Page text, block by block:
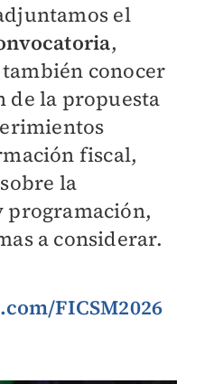
el
,
conocer
de la propuesta
fiscal,
la
programación,
a considerar.
FICSM2026